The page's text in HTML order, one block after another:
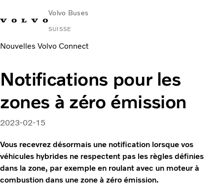
Volvo Buses
SUISSE
Nouvelles Volvo Connect
Notifications pour les
zones à zéro émission
2023-02-15
Vous recevrez désormais une notification lorsque vos
véhicules hybrides ne respectent pas les règles définies
dans la zone, par exemple en roulant avec un moteur à
combustion dans une zone à zéro émission.